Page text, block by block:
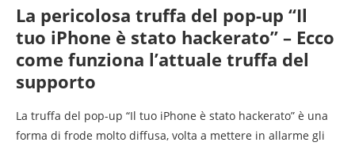
La pericolosa truffa del pop-up “Il
tuo iPhone è stato hackerato” – Ecco
come funziona l’attuale truffa del
supporto
La truffa del pop-up “Il tuo iPhone è stato hackerato” è una
forma di frode molto diffusa, volta a mettere in allarme gli